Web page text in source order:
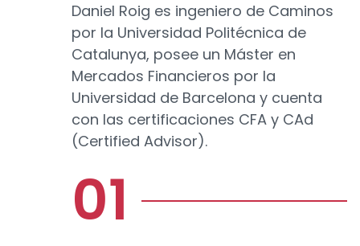
Daniel Roig es ingeniero de Caminos
por la Universidad Politécnica de
Catalunya, posee un Máster en
Mercados Financieros por la
Universidad de Barcelona y cuenta
con las certificaciones CFA y CAd
(Certified Advisor).